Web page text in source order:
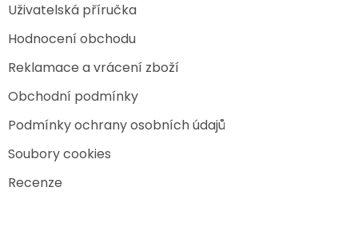
Uživatelská příručka
Hodnocení obchodu
Reklamace a vrácení zboží
Obchodní podmínky
Podmínky ochrany osobních údajů
Soubory cookies
Recenze